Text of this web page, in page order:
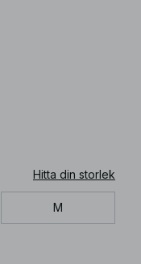
Hitta din storlek
M